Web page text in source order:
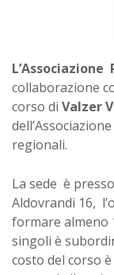
collaborazione
corso di Valzer
regionali.
La sede è
Aldovrandi 16,
formare almeno
singoli è
costo del corso